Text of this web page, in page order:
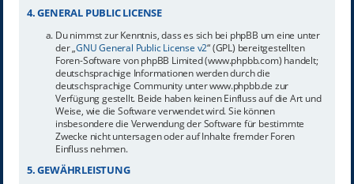
4. GENERAL PUBLIC LICENSE
Du nimmst zur Kenntnis, dass es sich bei phpBB um eine unter
der „GNU General Public License v2“ (GPL) bereitgestellten
Foren-Software von phpBB Limited (www.phpbb.com) handelt;
deutschsprachige Informationen werden durch die
deutschsprachige Community unter www.phpbb.de zur
Verfügung gestellt. Beide haben keinen Einfluss auf die Art und
Weise, wie die Software verwendet wird. Sie können
insbesondere die Verwendung der Software für bestimmte
Zwecke nicht untersagen oder auf Inhalte fremder Foren
Einfluss nehmen.
5. GEWÄHRLEISTUNG